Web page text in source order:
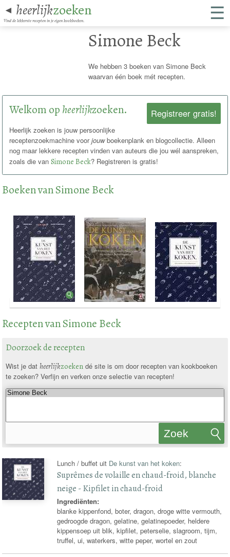
◄ heerlijkzoeken
Vind de lekkerste recepten in je eigen kookboeken. ☰
Simone Beck
We hebben 3 boeken van Simone Beck
waarvan één boek mét recepten.
Registreer gratis!
Welkom op heerlijkzoeken.
Heerlijk zoeken is jouw persoonlijke
receptenzoekmachine voorjouwboekenplank en blogcollectie. Alleen
nog maar lekkere recepten vinden van auteurs die jou wél aanspreken,
zoals die vanSimone Beck? Registreren is gratis!
Boeken van Simone Beck
Recepten van Simone Beck
Doorzoek de recepten
Wist je dat heerlijkzoekendé site is om door recepten van kookboeken
te zoeken? Verfijn en verken onze selectie van recepten!
Zoek
Lunch / buffet uit De kunst van het koken:
Suprêmes de volaille en chaud-froid, blanche
neige - Kipfilet in chaud-froid
Ingrediënten:
blanke kippenfond, boter, dragon, droge witte vermouth,
gedroogde dragon, gelatine, gelatinepoeder, heldere
kippensoep uit blik, kipfilet, peterselie, slagroom, tijm,
truffel, ui, waterkers, witte peper, wortel en zout